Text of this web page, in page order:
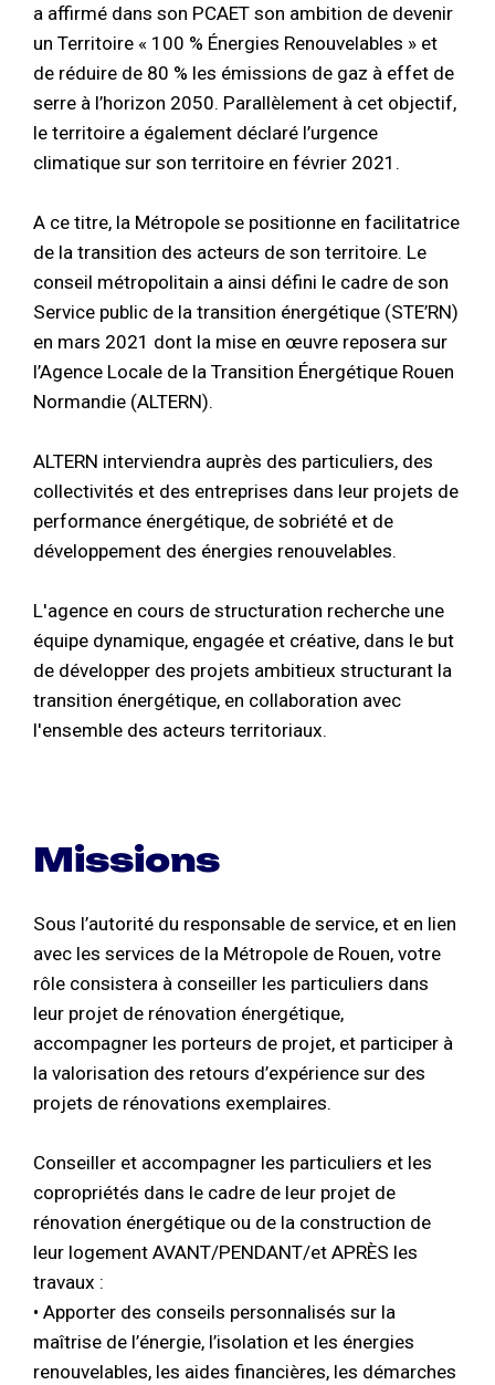
a affirmé dans son PCAET son ambition de devenir
un Territoire « 100 % Énergies Renouvelables » et
de réduire de 80 % les émissions de gaz à effet de
serre à l’horizon 2050. Parallèlement à cet objectif,
le territoire a également déclaré l’urgence
climatique sur son territoire en février 2021.
A ce titre, la Métropole se positionne en facilitatrice
de la transition des acteurs de son territoire. Le
conseil métropolitain a ainsi défini le cadre de son
Service public de la transition énergétique (STE’RN)
en mars 2021 dont la mise en œuvre reposera sur
l’Agence Locale de la Transition Énergétique Rouen
Normandie (ALTERN).
ALTERN interviendra auprès des particuliers, des
collectivités et des entreprises dans leur projets de
performance énergétique, de sobriété et de
développement des énergies renouvelables.
L'agence en cours de structuration recherche une
équipe dynamique, engagée et créative, dans le but
de développer des projets ambitieux structurant la
transition énergétique, en collaboration avec
l'ensemble des acteurs territoriaux.
Missions
Sous l’autorité du responsable de service, et en lien
avec les services de la Métropole de Rouen, votre
rôle consistera à conseiller les particuliers dans
leur projet de rénovation énergétique,
accompagner les porteurs de projet, et participer à
la valorisation des retours d’expérience sur des
projets de rénovations exemplaires.
Conseiller et accompagner les particuliers et les
copropriétés dans le cadre de leur projet de
rénovation énergétique ou de la construction de
leur logement AVANT/PENDANT/et APRÈS les
travaux :
• Apporter des conseils personnalisés sur la
maîtrise de l’énergie, l’isolation et les énergies
renouvelables, les aides financières, les démarches